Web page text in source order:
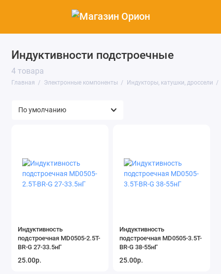
Индуктивности подстроечные
4 товара
Главная Электронные компоненты Индукторы, катушки, дроссели
Микросхемы
Транзисторы
Диоды
Тиристоры
Резонаторы и фильтры
Индуктивность
подстроечная MD0505-2.5T-
BR-G 27-33.5нГ
25.00р.
Индуктивность
подстроечная MD0505-3.5T-
BR-G 38-55нГ
25.00р.